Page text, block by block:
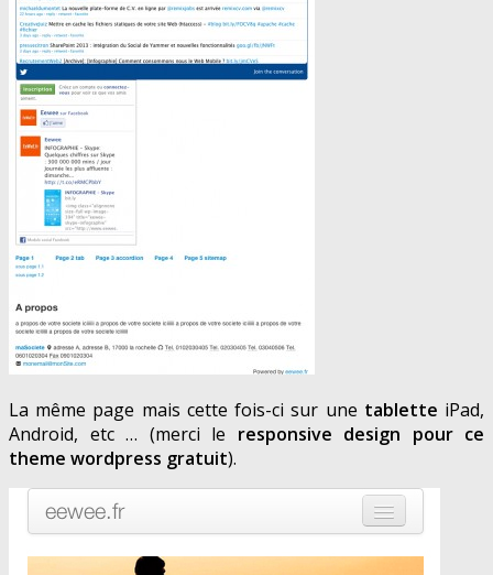
La même page mais cette fois-ci sur une tablette iPad,
Android, etc … (merci le responsive design pour ce
theme wordpress gratuit).